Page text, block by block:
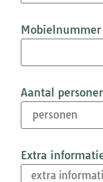
Mobielnummer
Aantal
Extra